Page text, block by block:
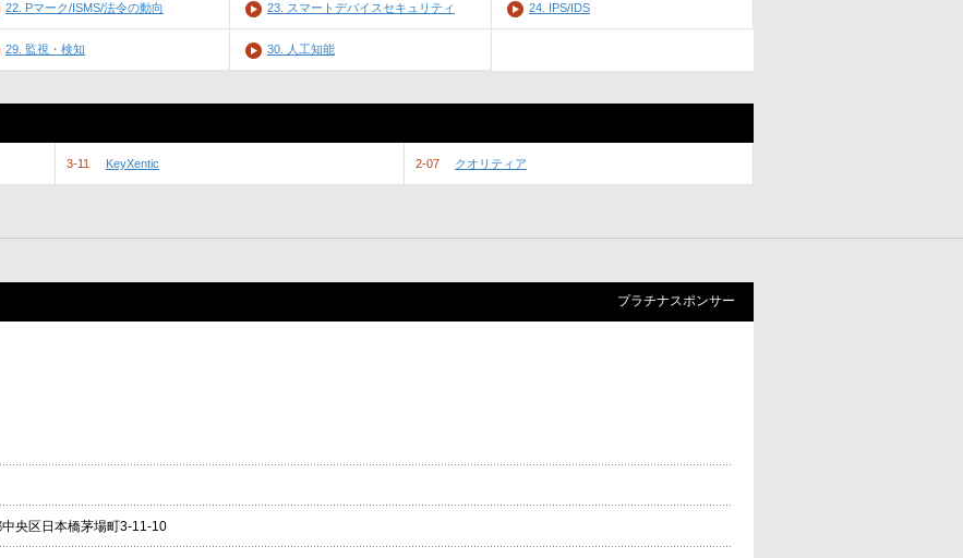
22. Pマーク/ISMS/法令の動向 23. スマートデバイスセキュリティ 24. IPS/IDS
29. 監視・検知 30. 人工知能
3-11 KeyXentic 2-07 クオリティア
プラチナスポンサー
央区日本橋茅場町3-11-10